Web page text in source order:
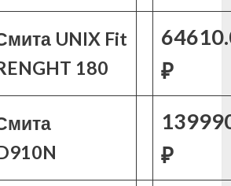
UNIX Fit
180
₽
₽